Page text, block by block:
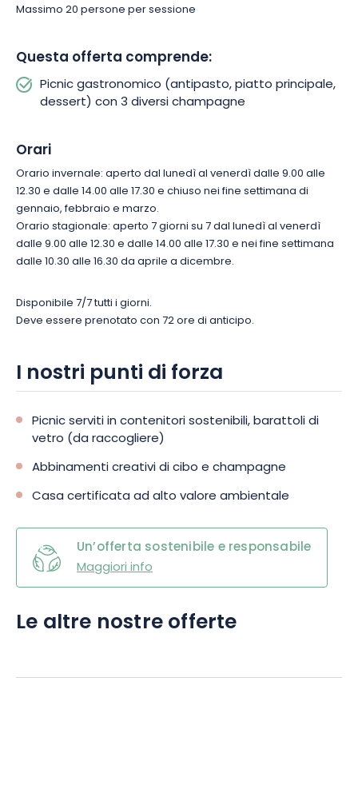
completamente indipendente, in totale conversione biologica
Prenotate subito il vostro picnic gourmet e godetevi un
momento indimenticabile nel cuore dei vigneti della
Champagne!
Massimo 20 persone per sessione
Questa offerta comprende:
Picnic gastronomico (antipasto, piatto principale,
dessert) con 3 diversi champagne
Orari
Orario invernale: aperto dal lunedì al venerdì dalle 9.00 alle
12.30 e dalle 14.00 alle 17.30 e chiuso nei fine settimana di
gennaio, febbraio e marzo.
Orario stagionale: aperto 7 giorni su 7 dal lunedì al venerdì
dalle 9.00 alle 12.30 e dalle 14.00 alle 17.30 e nei fine settimana
dalle 10.30 alle 16.30 da aprile a dicembre.
Disponibile 7/7 tutti i giorni.
Deve essere prenotato con 72 ore di anticipo.
I nostri punti di forza
Picnic serviti in contenitori sostenibili, barattoli di
vetro (da raccogliere)
Abbinamenti creativi di cibo e champagne
Casa certificata ad alto valore ambientale
Un’offerta sostenibile e responsabile
Maggiori info
Le altre nostre offerte